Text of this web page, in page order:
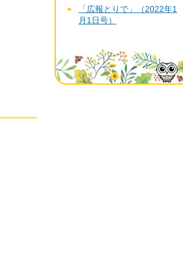
「広報とりで」（2022年1
月1日号）